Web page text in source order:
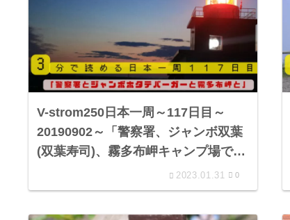
V-strom250日本一周～117日目～
20190902～「警察署、ジャンボ双葉
(双葉寿司)、霧多布岬キャンプ場での
2023.01.31 0